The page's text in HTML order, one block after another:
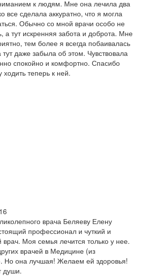
к людям. Мне она лечила два
все сделала аккуратно, что я могла
Обычно со мной врачи особо не
а тут искренняя забота и доброта. Мне
тем более я всегда побаивалась
тут даже забыла об этом. Чувствовала
спокойно и комфортно. Спасибо
теперь к ней.
врача Беляеву Елену
профессионал и чуткий и
Моя семья лечится только у нее.
врачей в Медицине (из
Но она лучшая! Желаем ей здоровья!
души.